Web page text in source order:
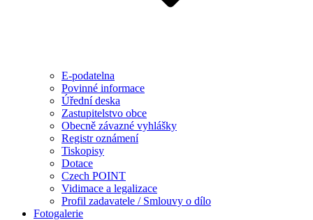
E-podatelna
Povinné informace
Úřední deska
Zastupitelstvo obce
Obecně závazné vyhlášky
Registr oznámení
Tiskopisy
Dotace
Czech POINT
Vidimace a legalizace
Profil zadavatele / Smlouvy o dílo
Fotogalerie